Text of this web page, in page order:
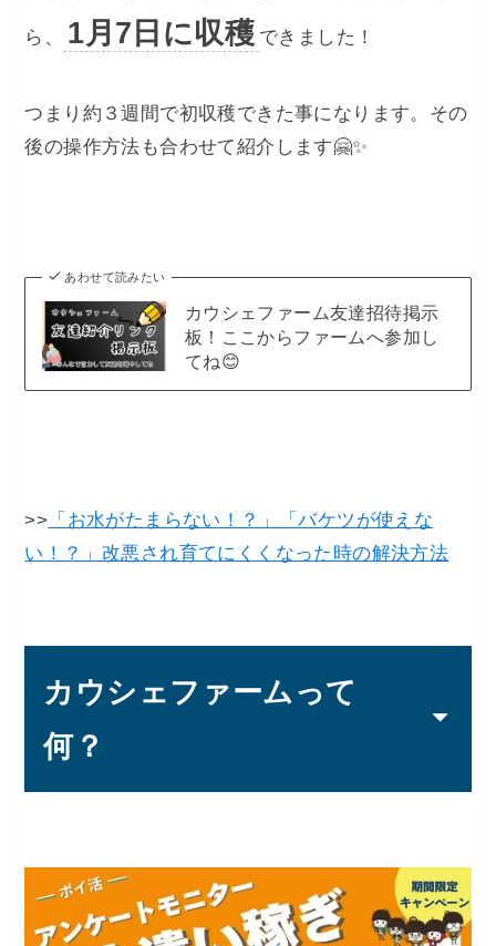
ら、 1月7日に収穫 できました！
つまり約３週間で初収穫できた事になります。その
後の操作方法も合わせて紹介します🤗✨
あわせて読みたい
カウシェファーム友達招待掲示
板！ここからファームへ参加し
てね😊
>> 「お水がたまらない！？」「バケツが使えな
い！？」改悪され育てにくくなった時の解決方法
カウシェファームって
何？